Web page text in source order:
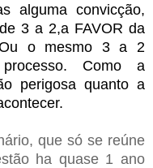
alguma convicção,
3 a 2,a FAVOR da
Ou o mesmo 3 a 2
Como a
perigosa quanto a
que só se reúne
ha quase 1 ano